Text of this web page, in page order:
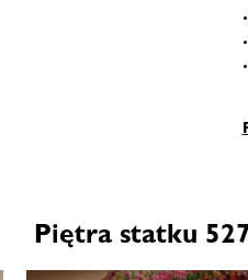
Piętra statku